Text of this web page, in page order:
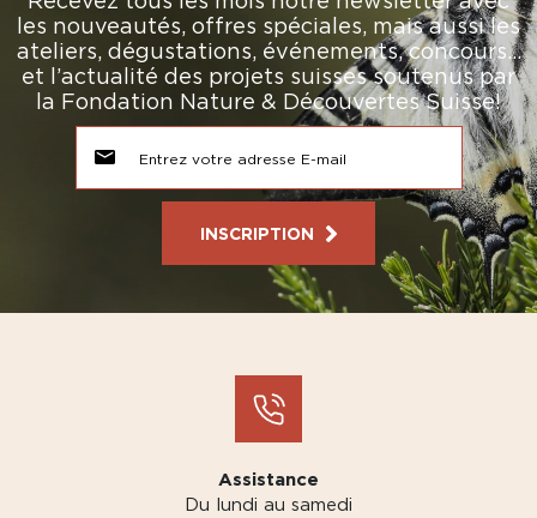
les nouveautés, offres spéciales, mais aussi les
ateliers, dégustations, événements, concours…
et l’actualité des projets suisses soutenus par
la Fondation Nature & Découvertes Suisse!
INSCRIPTION
Assistance
Du lundi au samedi